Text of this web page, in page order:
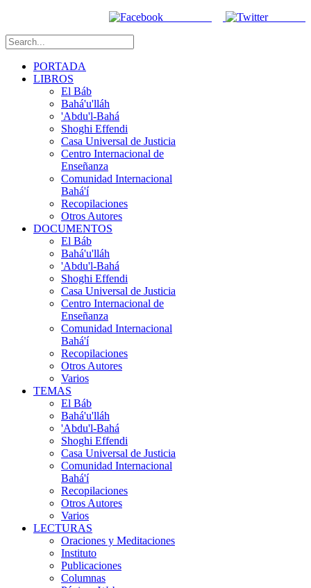
PORTADA
LIBROS
El Báb
Bahá'u'lláh
'Abdu'l-Bahá
Shoghi Effendi
Casa Universal de Justicia
Centro Internacional de
Enseñanza
Comunidad Internacional
Bahá'í
Recopilaciones
Otros Autores
DOCUMENTOS
El Báb
Bahá'u'lláh
'Abdu'l-Bahá
Shoghi Effendi
Casa Universal de Justicia
Centro Internacional de
Enseñanza
Comunidad Internacional
Bahá'í
Recopilaciones
Otros Autores
Varios
TEMAS
El Báb
Bahá'u'lláh
'Abdu'l-Bahá
Shoghi Effendi
Casa Universal de Justicia
Comunidad Internacional
Bahá'í
Recopilaciones
Otros Autores
Varios
LECTURAS
Oraciones y Meditaciones
Instituto
Publicaciones
Columnas